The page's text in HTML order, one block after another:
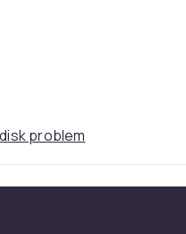
problem